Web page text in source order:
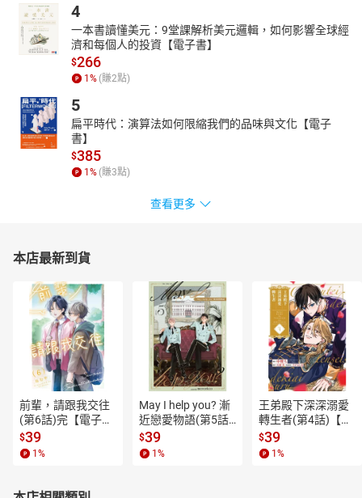
4
一本書讀懂美元：9堂課解析美元邏輯，如何影響全球經
濟和每個人的投資【電子書】
$266
1% (賺2點)
5
扁平時代：演算法如何限縮我們的品味與文化【電子
書】
$385
1% (賺3點)
查看更多
本店最新到貨
前輩，請跟我交往
(第6話)完【電子
書】
$39
1 %
May I help you? 漸
近戀愛物語(第5話)
【電子書】
$39
1 %
王弟殿下深深溺愛
轉生者(第4話)【電
子書】
$39
1 %